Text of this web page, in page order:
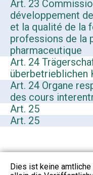
Art. 23
développement
et la qualité de la
professions de la
pharmaceutique
Art. 24
überbetrieblichen
Art. 24 Organe
des cours
Art. 25
Art. 25
Dies ist keine